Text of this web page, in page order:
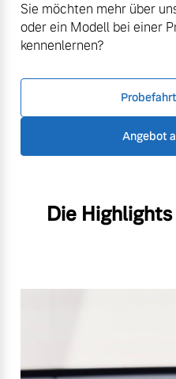
Sie möchten mehr über
oder ein Modell bei einer
kennenlernen?
Angebot
Die